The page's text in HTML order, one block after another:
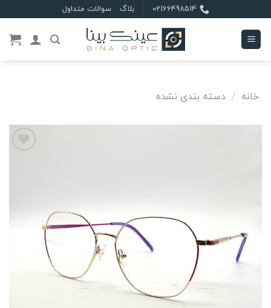
to
content
02166498514 بلاگ سوالات متداول
خانه / دسته بندی نشده